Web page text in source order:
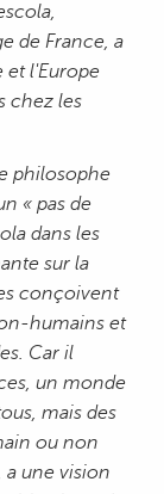
de France, a
et l'Europe
chez les
philosophe
« pas de
dans les
sur la
conçoivent
humains et
Car il
un monde
mais des
ou non
une vision